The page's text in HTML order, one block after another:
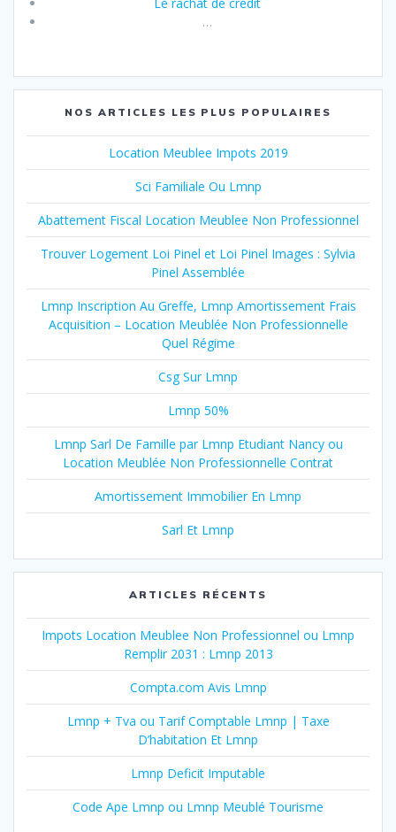
Le rachat de crédit
…
NOS ARTICLES LES PLUS POPULAIRES
Location Meublee Impots 2019
Sci Familiale Ou Lmnp
Abattement Fiscal Location Meublee Non Professionnel
Trouver Logement Loi Pinel et Loi Pinel Images : Sylvia
Pinel Assemblée
Lmnp Inscription Au Greffe, Lmnp Amortissement Frais
Acquisition – Location Meublée Non Professionnelle
Quel Régime
Csg Sur Lmnp
Lmnp 50%
Lmnp Sarl De Famille par Lmnp Etudiant Nancy ou
Location Meublée Non Professionnelle Contrat
Amortissement Immobilier En Lmnp
Sarl Et Lmnp
ARTICLES RÉCENTS
Impots Location Meublee Non Professionnel ou Lmnp
Remplir 2031 : Lmnp 2013
Compta.com Avis Lmnp
Lmnp + Tva ou Tarif Comptable Lmnp | Taxe
D’habitation Et Lmnp
Lmnp Deficit Imputable
Code Ape Lmnp ou Lmnp Meublé Tourisme